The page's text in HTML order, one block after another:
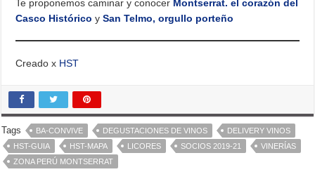
Te proponemos caminar y conocer Montserrat. el corazón del
Casco Histórico ySan Telmo, orgullo porteño
Creado x HST
Tags BA-CONVIVE DEGUSTACIONES DE VINOS
DELIVERY VINOS
HST-GUIA
HST-MAPA LICORES SOCIOS 2019-21
VINERÍAS
ZONA PERÚ MONTSERRAT